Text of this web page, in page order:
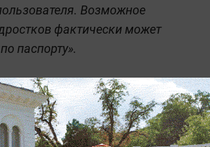
Возможное
фактически может
паспорту».
его запомнил на заре 2000-х,